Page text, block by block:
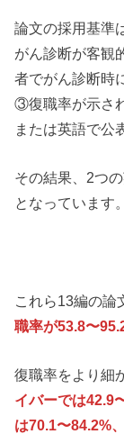
論文の採用基準
がん診断が客観
者でがん診断時
③復職率が示さ
または英語で公
その結果、2つ
となっています。
これら13編の論
職率が53.8〜
復職率をより細
イバーでは42.9
は70.1〜84.2%